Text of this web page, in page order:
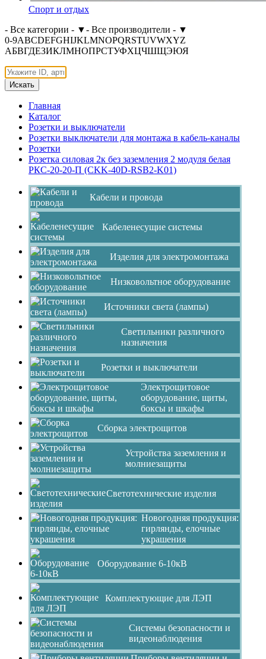
Спорт и отдых
- Все категории - ▼- Все производители - ▼
0-9ABCDEFGHIJKLMNOPQRSTUVWXYZ
АБВГДЕЗИКЛМНОПРСТУФХЦЧШЩЭЮЯ
Искать
Главная
Каталог
Розетки и выключатели
Розетки выключатели для монтажа в кабель-каналы
Розетки
Розетка силовая 2к без заземления 2 модуля белая
РКС-20-20-П (CKK-40D-RSB2-K01)
Кабели и провода
Кабеленесущие системы
Изделия для электромонтажа
Низковольтное оборудование
Источники света (лампы)
Светильники различного
назначения
Розетки и выключатели
Электрощитовое
оборудование, щиты,
боксы и шкафы
Сборка электрощитов
Устройства заземления и
молниезащиты
Светотехнические изделия
Новогодняя продукция:
гирлянды, елочные
украшения
Оборудование 6-10кВ
Комплектующие для ЛЭП
Системы безопасности и
видеонаблюдения